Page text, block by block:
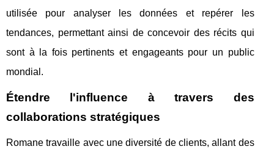
utilisée pour analyser les données et repérer les
tendances, permettant ainsi de concevoir des récits qui
sont à la fois pertinents et engageants pour un public
mondial.
Étendre l'influence à travers des
collaborations stratégiques
Romane travaille avec une diversité de clients, allant des